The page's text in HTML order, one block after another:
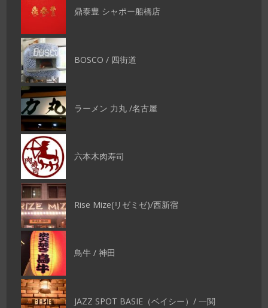
鼎泰豊 シャポー船橋店
BOSCO / 四街道
ラーメン 力丸 /名古屋
六本木肉寿司
Rise Mize(リゼミゼ)/西新宿
鳥牛 / 神田
JAZZ SPOT BASIE（ベイシー）/ 一関